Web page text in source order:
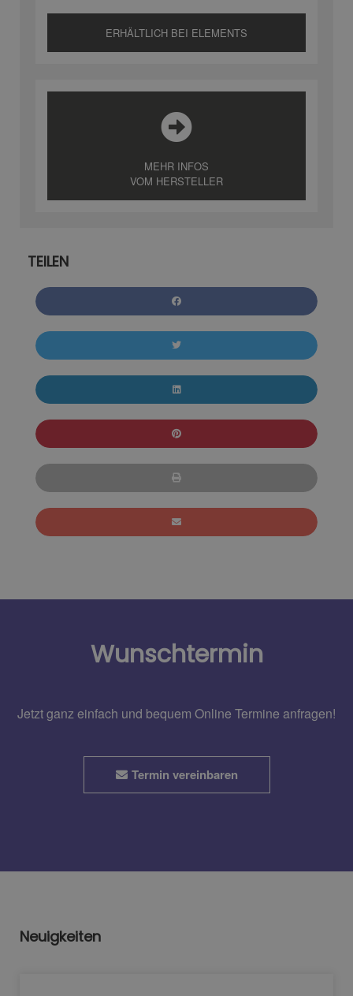
ERHÄLTLICH BEI ELEMENTS
MEHR INFOS
VOM HERSTELLER
TEILEN
Wunschtermin
Jetzt ganz einfach und bequem Online Termine anfragen!
Termin vereinbaren
Neuigkeiten